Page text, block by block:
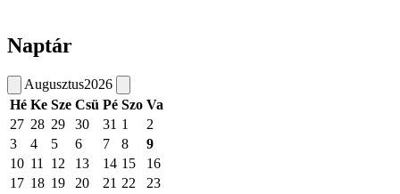
Naptár
Augusztus2026
Hé Ke Sze Csü Pé Szo Va
27 28 29 30 31 1
2
3
4 5 6 7 8
9
10 11 12 13 14 15
16
17 18 19 20 21 22
23